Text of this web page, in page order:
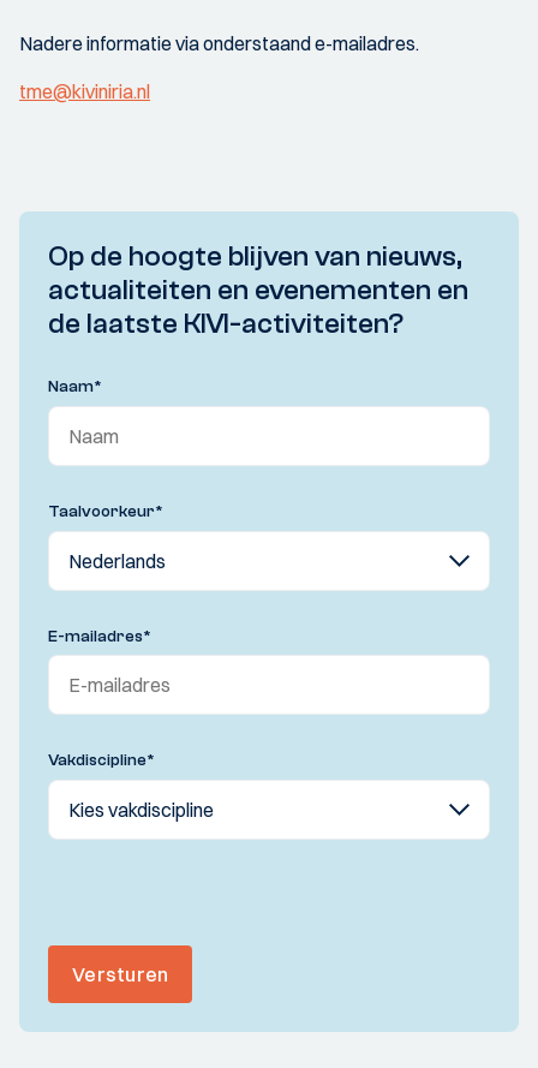
Nadere informatie via onderstaand e-mailadres.
tme@kiviniria.nl
Op de hoogte blijven van nieuws,
actualiteiten en evenementen en
de laatste KIVI-activiteiten?
Naam*
Taalvoorkeur*
E-mailadres*
Vakdiscipline*
Versturen